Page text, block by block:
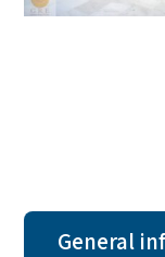
General